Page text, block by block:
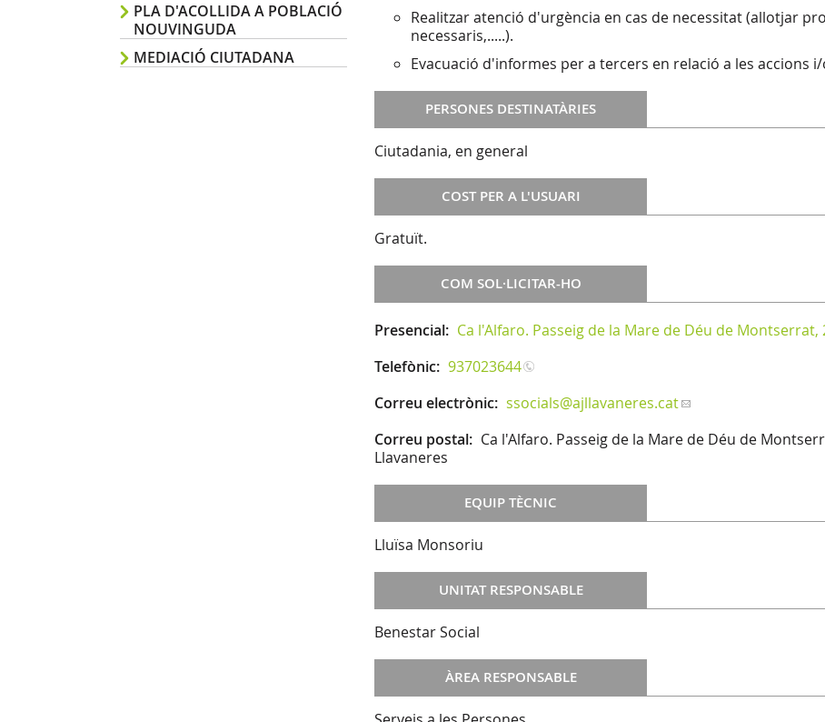
PLA D'ACOLLIDA A POBLACIÓ
NOUVINGUDA
MEDIACIÓ CIUTADANA
Realitzar atenció d'urgència en cas de necessitat (allotjar
necessaris,.....).
Evacuació d'informes per a tercers en relació a les accions
PERSONES DESTINATÀRIES
Ciutadania, en general
COST PER A L'USUARI
Gratuït.
COM SOL·LICITAR-HO
Presencial: Ca l'Alfaro. Passeig de la Mare de Déu de Montserrat,
Telefònic: 937023644
Correu electrònic: ssocials@ajllavaneres.cat
Correu postal: Ca l'Alfaro. Passeig de la Mare de Déu de
Llavaneres
EQUIP TÈCNIC
Lluïsa Monsoriu
UNITAT RESPONSABLE
Benestar Social
ÀREA RESPONSABLE